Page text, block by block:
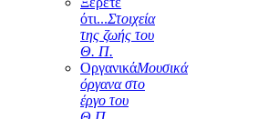
ότι...Στοιχεία
της ζωής του
Θ. Π.
ΟργανικάΜουσικά
όργανα στο
έργο του